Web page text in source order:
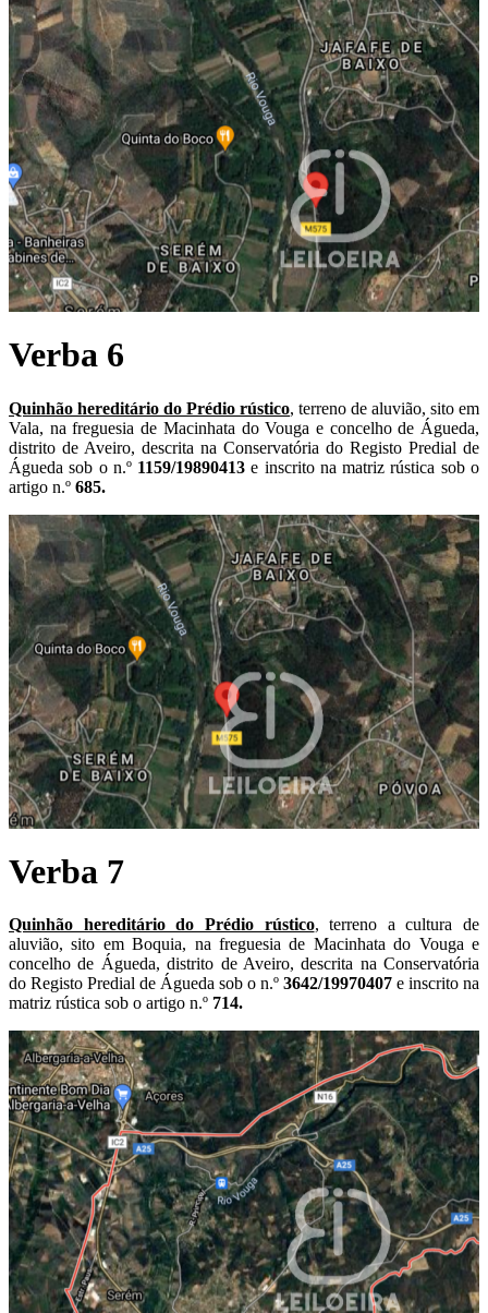
Verba 6
Quinhão hereditário do Prédio rústico, terreno de aluvião, sito em
Vala, na freguesia de Macinhata do Vouga e concelho de Águeda,
distrito de Aveiro, descrita na Conservatória do Registo Predial de
Águeda sob o n.º 1159/19890413e inscrito na matriz rústica sob o
artigo n.º 685.
Verba 7
Quinhão hereditário do Prédio rústico, terreno a cultura de
aluvião, sito em Boquia, na freguesia de Macinhata do Vouga e
concelho de Águeda, distrito de Aveiro, descrita na Conservatória
do Registo Predial de Águeda sob o n.º 3642/19970407 e inscrito na
matriz rústica sob o artigo n.º 714.